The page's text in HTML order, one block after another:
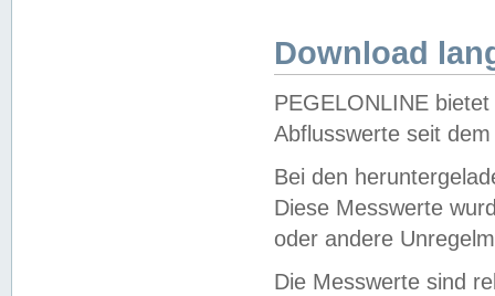
Download
PEGELONLINE
Abflusswerte seit
Bei den
Diese Messwerte
oder andere
Die Messwerte sind